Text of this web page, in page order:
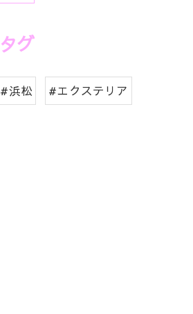
グ
#浜松 #エクステリア